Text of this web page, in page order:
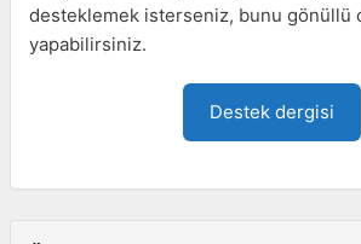
desteklemek isterseniz, bunu gönüllü
yapabilirsiniz.
Destek dergisi